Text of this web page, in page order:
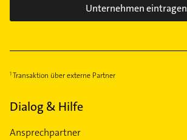
Unternehmen eintragen
Transaktion über externe Partner
Dialog & Hilfe
Ansprechpartner